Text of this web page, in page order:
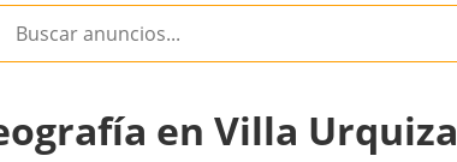
en Villa Urquiza